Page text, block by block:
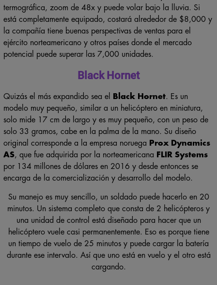
termográfica, zoom de 48x y puede volar bajo la lluvia. Si
está completamente equipado, costará alrededor de $8,000 y
la compañía tiene buenas perspectivas de ventas para el
ejército norteamericano y otros países donde el mercado
potencial puede superar las 7,000 unidades.
Black Hornet
Quizás el más expandido sea el Black Hornet. Es un
modelo muy pequeño, similar a un helicóptero en miniatura,
solo mide 17 cm de largo y es muy pequeño, con un peso de
solo 33 gramos, cabe en la palma de la mano. Su diseño
original corresponde a la empresa noruega Prox Dynamics
AS, que fue adquirida por la norteamericana FLIR Systems
por 134 millones de dólares en 2016 y desde entonces se
encarga de la comercialización y desarrollo del modelo.
Su manejo es muy sencillo, un soldado puede hacerlo en 20
minutos. Un sistema completo que consta de 2 helicópteros y
una unidad de control está diseñado para hacer que un
helicóptero vuele casi permanentemente. Eso es porque tiene
un tiempo de vuelo de 25 minutos y puede cargar la batería
durante ese intervalo. Así que uno está en vuelo y el otro está
cargando.